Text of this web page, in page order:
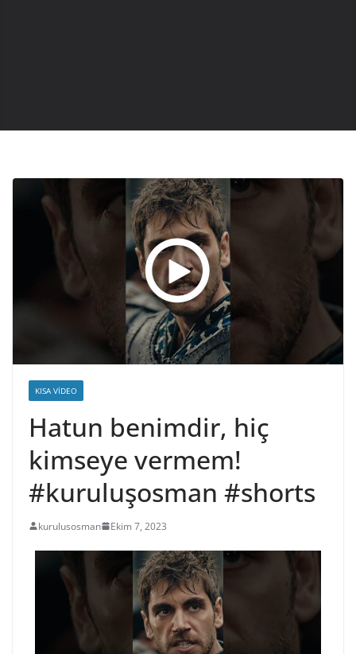
KISA VIDEO
Hatun benimdir, hiç
kimseye vermem!
#kuruluşosman #shorts
kurulusosman Ekim 7, 2023